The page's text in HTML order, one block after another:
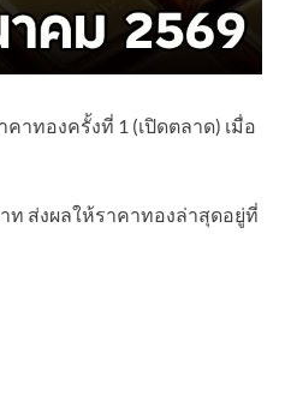
าทองครั้งที่ 1 (เปิดตลาด) เมื่อ
ท ส่งผลให้ราคาทองล่าสุดอยู่ที่